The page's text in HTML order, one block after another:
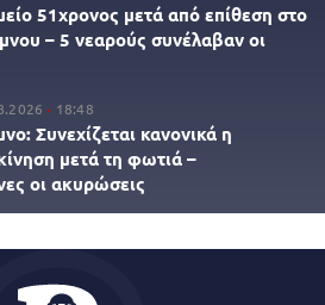
51χρονος μετά από επίθεση στο
– 5 νεαρούς συνέλαβαν οι
18:48
Συνεχίζεται κανονικά η
μετά τη φωτιά –
οι ακυρώσεις